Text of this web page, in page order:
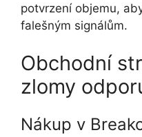
potvrzení objemu,
falešným signálům.
Obchodní
zlomy
Nákup v